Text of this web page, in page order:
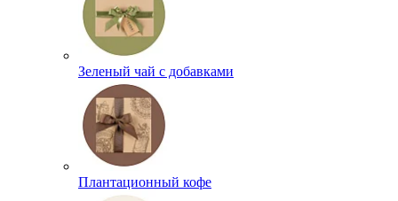
Зеленый чай с добавками
Плантационный кофе